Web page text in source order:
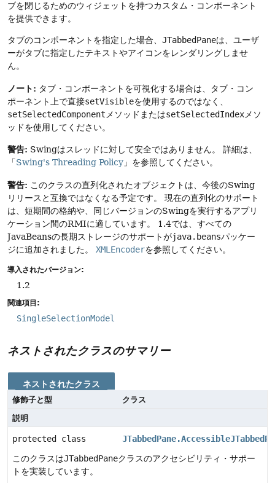
ブを閉じるためのウィジェットを持つカスタム・コンポーネント
を提供できます。
タブのコンポーネントを指定した場合、 JTabbedPaneは、ユーザ
ーがタブに指定したテキストやアイコンをレンダリングしませ
ん。
ノート: タブ・コンポーネントを可視化する場合は、タブ・コン
ポーネント上で直接setVisibleを使用するのではなく、
setSelectedComponent メソッドまたはsetSelectedIndex メソ
ッドを使用してください。
警告: Swingはスレッドに対して安全ではありません。
詳細は、
「Swing's Threading Policy 」を参照してください。
警告: このクラスの直列化されたオブジェクトは、今後のSwing
リリースと互換ではなくなる予定です。
現在の直列化のサポート
は、短期間の格納や、同じバージョンのSwingを実行するアプリ
ケーション間のRMIに適しています。
1.4では、すべての
JavaBeansの長期ストレージのサポートがjava.beansパッケー
ジに追加されました。
XMLEncoderを参照してください。
導入されたバージョン:
1.2
関連項目:
SingleSelectionModel
ネストされたクラスのサマリー
ネストされたクラス
修飾子と型
クラス
説明
protected class
このクラスはJTabbedPaneクラスのアクセシビリティ・サポー
トを実装しています。